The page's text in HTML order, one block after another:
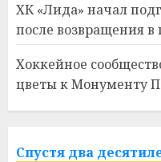
ХК «Лида» начал
после возвращения
Хоккейное
цветы к Монументу
Спустя два